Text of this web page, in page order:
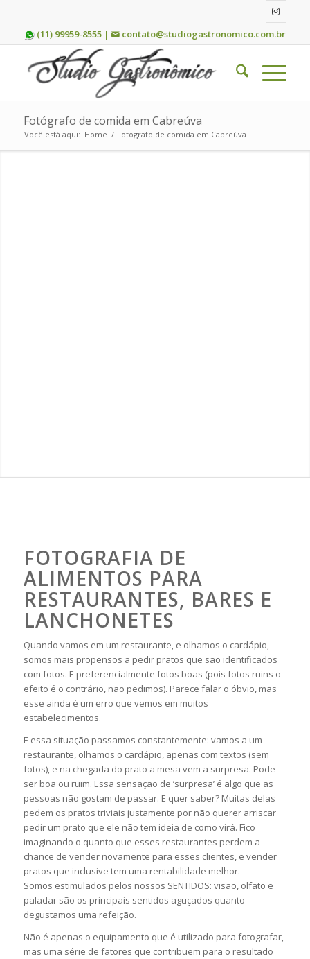
(11) 99959-8555 | contato@studiogastronomico.com.br
Fotógrafo de comida em Cabreúva
Você está aqui: Home / Fotógrafo de comida em Cabreúva
FOTOGRAFIA DE
ALIMENTOS PARA
RESTAURANTES, BARES E
LANCHONETES
Quando vamos em um restaurante, e olhamos o cardápio,
somos mais propensos a pedir pratos que são identificados
com fotos. E preferencialmente fotos boas (pois fotos ruins o
efeito é o contrário, não pedimos). Parece falar o óbvio, mas
esse ainda é um erro que vemos em muitos
estabelecimentos.
E essa situação passamos constantemente: vamos a um
restaurante, olhamos o cardápio, apenas com textos (sem
fotos), e na chegada do prato a mesa vem a surpresa. Pode
ser boa ou ruim. Essa sensação de ‘surpresa’ é algo que as
pessoas não gostam de passar. E quer saber? Muitas delas
pedem os pratos triviais justamente por não querer arriscar
pedir um prato que ele não tem ideia de como virá. Fico
imaginando o quanto que esses restaurantes perdem a
chance de vender novamente para esses clientes, e vender
pratos que inclusive tem uma rentabilidade melhor.
Somos estimulados pelos nossos SENTIDOS: visão, olfato e
paladar são os principais sentidos aguçados quanto
degustamos uma refeição.
Não é apenas o equipamento que é utilizado para fotografar,
mas uma série de fatores que contribuem para o resultado